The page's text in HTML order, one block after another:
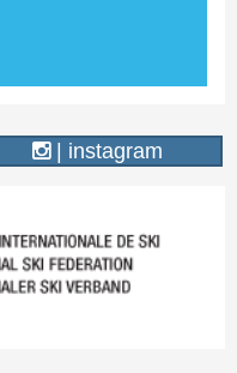
| instagram